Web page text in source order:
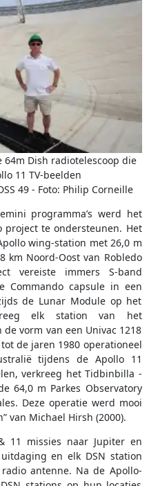
Dish radiotelescoop die
11 TV-beelden
49 - Foto: Philip Corneille
programma’s werd het
project te ondersteunen. Het
wing-station met 26,0 m
km Noord-Oost van Robledo
vereiste immers S-band
Commando capsule in een
de Lunar Module op het
elk station van het
vorm van een Univac 1218
de jaren 1980 operationeel
tijdens de Apollo 11
verkreeg het Tidbinbilla -
64,0 m Parkes Observatory
Deze operatie werd mooi
van Michael Hirsh (2000).
11 missies naar Jupiter en
en elk DSN station
antenne. Na de Apollo-